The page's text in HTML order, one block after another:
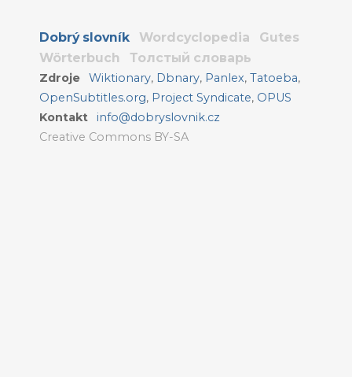
Dobrý slovník Wordcyclopedia
Gutes
Wörterbuch
Толстый словарь
Zdroje Wiktionary, Dbnary, Panlex,Tatoeba,
OpenSubtitles.org, Project Syndicate, OPUS
Kontakt
info@dobryslovnik.cz
Creative Commons BY-SA